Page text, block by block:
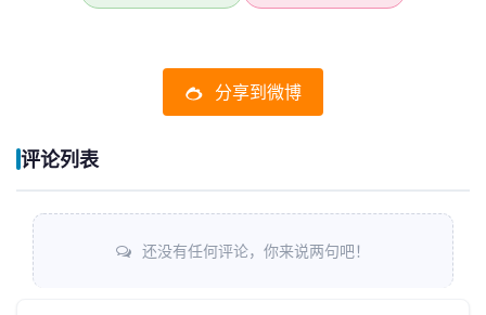
分享到微博
评论列表
还没有任何评论，你来说两句吧！